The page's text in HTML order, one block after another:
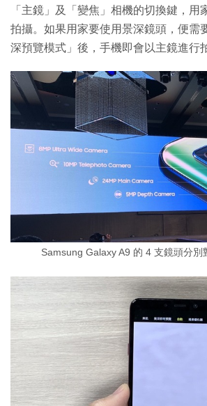
「主鏡」及「變焦」相機的切換鍵，用
拍攝。如果用家要使用景深鏡頭，便需
深預覽模式」後，手機即會以主鏡進行
Samsung Galaxy A9 的 4 支鏡頭分別